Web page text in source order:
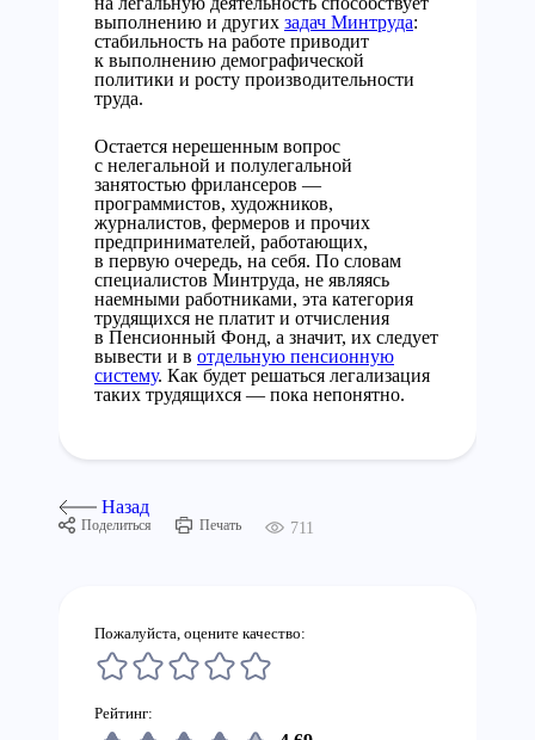
выполнению и других задач Минтруда:
стабильность на работе приводит
к выполнению демографической
политики и росту производительности
труда.
Остается нерешенным вопрос
с нелегальной и полулегальной
занятостью фрилансеров —
программистов, художников,
журналистов, фермеров и прочих
предпринимателей, работающих,
в первую очередь, на себя. По словам
специалистов Минтруда, не являясь
наемными работниками, эта категория
трудящихся не платит и отчисления
в Пенсионный Фонд, а значит, их следует
вывести и в отдельную пенсионную
систему. Как будет решаться легализация
таких трудящихся — пока непонятно.
Назад
Поделиться Печать 711
Пожалуйста, оцените качество:
Рейтинг: